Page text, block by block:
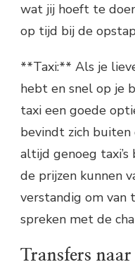
wat jij hoeft te
op tijd bij de
**Taxi:** Als je
hebt en snel op je
taxi een goede
bevindt zich buiten
altijd genoeg
de prijzen kunnen
verstandig om van
spreken met de
Transfers